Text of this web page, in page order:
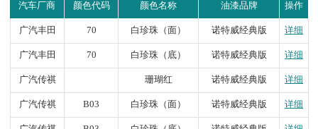
汽车厂商 颜色代码 颜色名称 油漆品牌 操作
广汽丰田 70 白珍珠（面） 诺特威经典版 详细
广汽丰田 70 白珍珠（底） 诺特威经典版 详细
广汽传祺 珊瑚红 诺特威经典版 详细
广汽传祺 B03 白珍珠（面） 诺特威经典版 详细